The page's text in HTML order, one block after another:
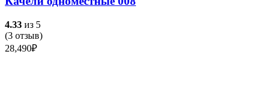
4.33 из 5
(3 отзыв)
28,490₽